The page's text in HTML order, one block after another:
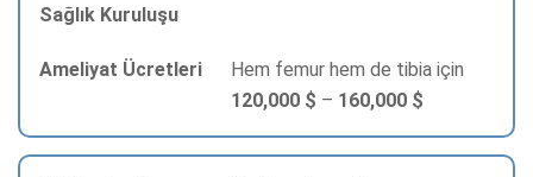
Hem femur hem de tibia için
120,000 $ – 160,000 $